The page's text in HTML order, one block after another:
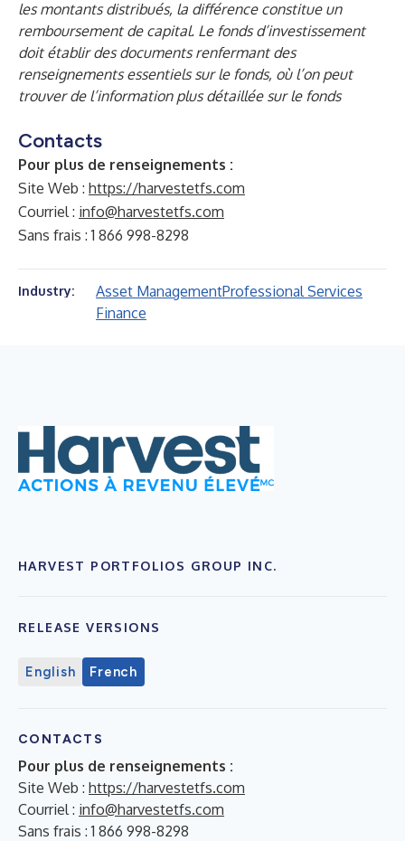
les montants distribués, la différence constitue un
remboursement de capital. Le fonds d’investissement
doit établir des documents renfermant des
renseignements essentiels sur le fonds, où l’on peut
trouver de l’information plus détaillée sur le fonds
Contacts
Pour plus de renseignements :
Site Web : https://harvestetfs.com
Courriel : info@harvestetfs.com
Sans frais : 1 866 998-8298
Industry: Asset ManagementProfessional Services
Finance
HARVEST PORTFOLIOS GROUP INC.
RELEASE VERSIONS
English French
CONTACTS
Pour plus de renseignements :
Site Web : https://harvestetfs.com
Courriel : info@harvestetfs.com
Sans frais : 1 866 998-8298